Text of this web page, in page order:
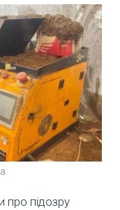
про підозру